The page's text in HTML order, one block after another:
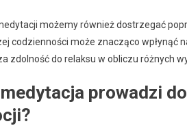
możemy również dostrzegać
codzienności może znacząco wpłynąć
zdolność do relaksu w obliczu różnych
prowadzi